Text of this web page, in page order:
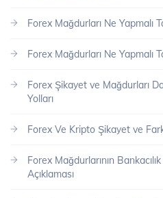
Forex Mağdurları Ne Yapmalı
Forex Mağdurları Ne Yapmalı
Forex Şikayet ve Mağdurları
Yolları
Forex Ve Kripto Şikayet ve
Forex Mağdurlarının
Açıklaması